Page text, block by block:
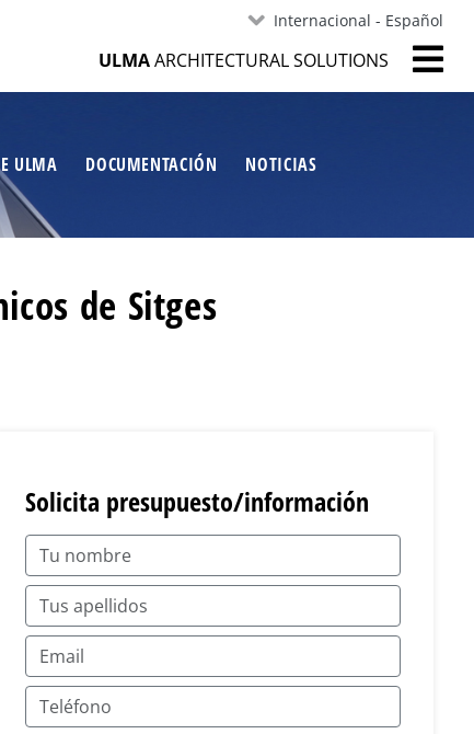
Internacional - Español
ULMAARCHITECTURAL SOLUTIONS
ULMA DOCUMENTACIÓN
NOTICIAS
de Sitges
Solicita presupuesto/información